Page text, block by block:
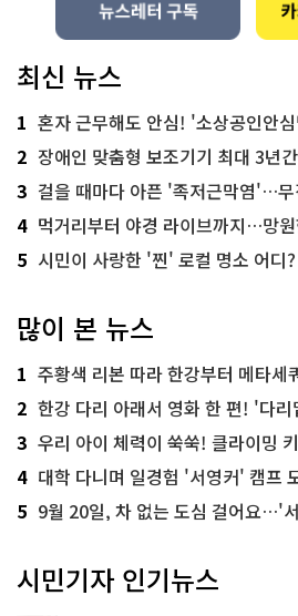
최신 뉴스
1 혼자 근무해도 안심! '소상공인안
2 장애인 맞춤형 보조기기 최대 3년간 무
3 걸을 때마다 아픈 '족저근막염'…무작정
4 먹거리부터 야경 라이브까지…망
5 시민이 사랑한 '찐' 로컬 명소 어디? '
많이 본 뉴스
1 주황색 리본 따라 한강부터 메타세쿼이아
2 한강 다리 아래서 영화 한 편! '다
3 우리 아이 체력이 쑥쑥! 클라이밍
4 대학 다니며 일경험 '서영커' 캠프
5 9월 20일, 차 없는 도심 걸어요…'서울 걷
시민기자 인기뉴스